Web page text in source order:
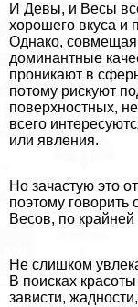
И Девы, и Весы
хорошего вкуса и
Однако,
доминантные
проникают в
потому рискуют
поверхностных,
всего
или явления.
Но зачастую это
поэтому говорить
Весов, по
Не слишком
В поисках
зависти,